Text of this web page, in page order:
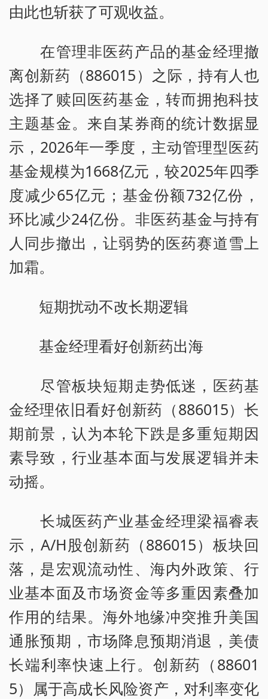
由此也斩获了可观收益。
在管理非医药产品的基金经理撤
离创新药（886015）之际，持有人也
选择了赎回医药基金，转而拥抱科技
主题基金。来自某券商的统计数据显
示，2026年一季度，主动管理型医药
基金规模为1668亿元，较2025年四季
度减少65亿元；基金份额732亿份，
环比减少24亿份。非医药基金与持有
人同步撤出，让弱势的医药赛道雪上
加霜。
短期扰动不改长期逻辑
基金经理看好创新药出海
尽管板块短期走势低迷，医药基
金经理依旧看好创新药（886015）长
期前景，认为本轮下跌是多重短期因
素导致，行业基本面与发展逻辑并未
动摇。
长城医药产业基金经理梁福睿表
示，A/H股创新药（886015）板块回
落，是宏观流动性、海内外政策、行
业基本面及市场资金等多重因素叠加
作用的结果。海外地缘冲突推升美国
通胀预期，市场降息预期消退，美债
长端利率快速上行。创新药（88601
5）属于高成长风险资产，对利率变化